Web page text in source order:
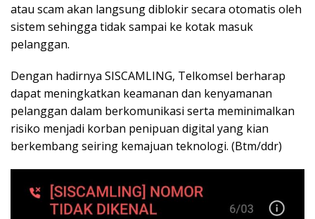
atau scam akan langsung diblokir secara otomatis oleh
sistem sehingga tidak sampai ke kotak masuk
pelanggan.
Dengan hadirnya SISCAMLING, Telkomsel berharap
dapat meningkatkan keamanan dan kenyamanan
pelanggan dalam berkomunikasi serta meminimalkan
risiko menjadi korban penipuan digital yang kian
berkembang seiring kemajuan teknologi. (Btm/ddr)